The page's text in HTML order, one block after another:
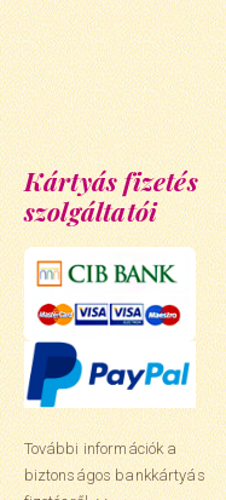
Kártyás fizetés
szolgáltatói
További információk a
biztonságos bankkártyás